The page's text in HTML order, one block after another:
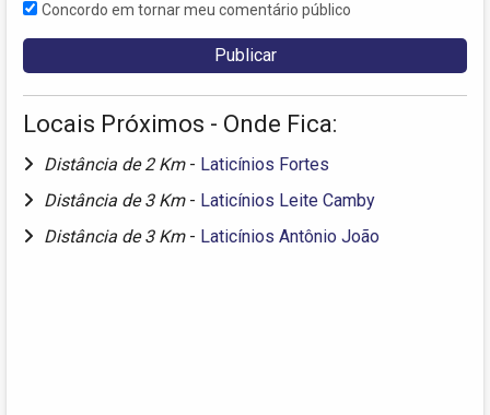
Concordo em tornar meu comentário público
Locais Próximos - Onde Fica:
Distância de 2 Km - Laticínios Fortes
Distância de 3 Km - Laticínios Leite Camby
Distância de 3 Km - Laticínios Antônio João